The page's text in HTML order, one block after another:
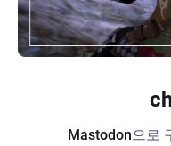
Mastodon으로